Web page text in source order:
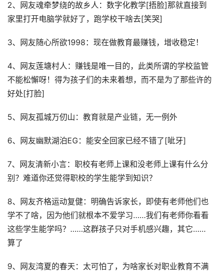
2、网友魂牵梦绕的故乡人：数字化教学[捂脸]那就直接到
家里打开电脑学就好了，跑学校干啥去[笑哭]
3、网友随心所欲1998：现在做教育最赚钱，增收稳定！
4、网友莲塘村人：赚钱是唯一目的，此类所谓的学校监管
不能松懈呀！得为孩子们的未来着想，而不是为了那些许的
好处[打脸]
5、网友孤城万仞山：教育就是产业链，无一例外
6、网友幽默湖泊EG：能安全回家已经不错了[呲牙]
7、网友清新小言：职校有老师上课和没老师上课有什么分
别？难道你还觉得职校的学生能学到知识？
8、网友齐格运动复健：明确告诉家长，即使有老师他们也
学不了啥，因为他们就根本不爱学习……我们有老师你看看
这些学生能学吗？……这群孩子只对手机感兴趣，其它……
算了
9、网友湾夏的春天：太可怕了，为啥家长对职业教育不满